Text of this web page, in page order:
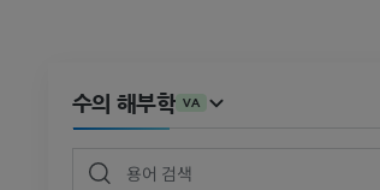
수의 해부학 VA